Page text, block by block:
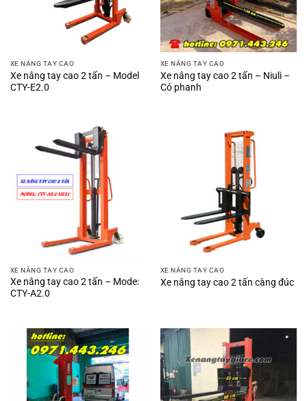
XE NÂNG TAY CAO
Xe nâng tay cao 2 tấn – Model
CTY-E2.0
XE NÂNG TAY CAO
Xe nâng tay cao 2 tấn – Niuli –
Có phanh
XE NÂNG TAY CAO
Xe nâng tay cao 2 tấn – Mode:
CTY-A2.0
XE NÂNG TAY CAO
Xe nâng tay cao 2 tấn càng đúc